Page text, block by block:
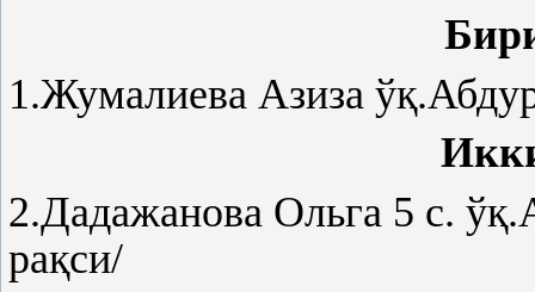
1.Жумалиева Азиза
2.Дадажанова Ольга 5 с.
рақси/